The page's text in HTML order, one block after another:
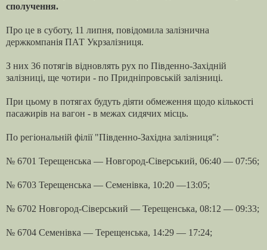
сполучення.
Про це в суботу, 11 липня, повідомила залізнична
держкомпанія ПАТ Укрзалізниця.
З них 36 потягів відновлять рух по Південно-Західній
залізниці, ще чотири - по Придніпровській залізниці.
При цьому в потягах будуть діяти обмеження щодо кількості
пасажирів на вагон - в межах сидячих місць.
По регіональній філії "Південно-Західна залізниця":
№ 6701 Терещенська — Новгород-Сіверський, 06:40 — 07:56;
№ 6703 Терещенська — Семенівка, 10:20 —13:05;
№ 6702 Новгород-Сіверський — Терещенська, 08:12 — 09:33;
№ 6704 Семенівка — Терещенська, 14:29 — 17:24;